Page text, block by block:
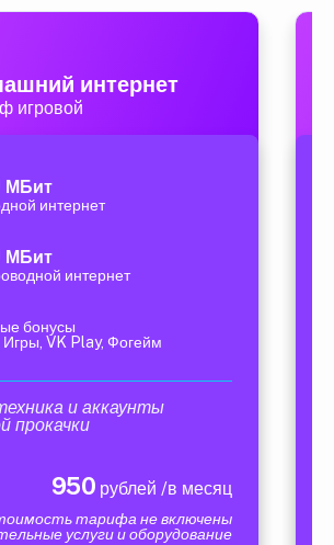
интернет
игровой
МБит
интернет
МБит
интернет
бонусы
Игры, VK Play, Фогейм
и аккаунты
прокачки
950 рублей /в месяц
тарифа не включены
услуги и оборудование